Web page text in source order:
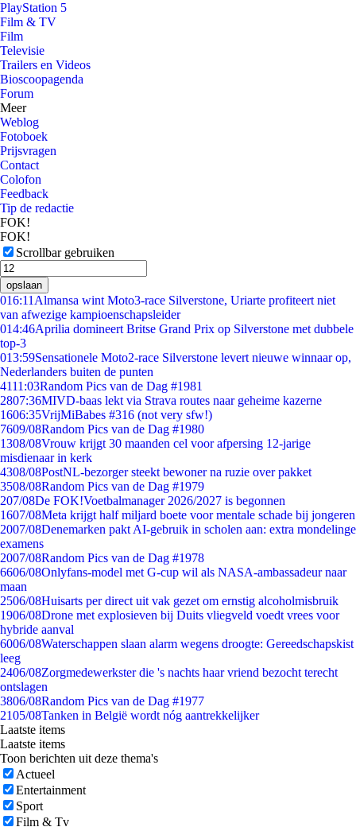
PlayStation 5
Film & TV
Film
Televisie
Trailers en Videos
Bioscoopagenda
Forum
Meer
Weblog
Fotoboek
Prijsvragen
Contact
Colofon
Feedback
Tip de redactie
FOK!
FOK!
Scrollbar gebruiken
opslaan
016:11 Almansa wint Moto3-race Silverstone, Uriarte profiteert niet
van afwezige kampioenschapsleider
014:46Aprilia domineert Britse Grand Prix op Silverstone met dubbele
top-3
013:59Sensationele Moto2-race Silverstone levert nieuwe winnaar op,
Nederlanders buiten de punten
4111:03Random Pics van de Dag #1981
2807:36MIVD-baas lekt via Strava routes naar geheime kazerne
1606:35VrijMiBabes #316 (not very sfw!)
7609/08Random Pics van de Dag #1980
1308/08Vrouw krijgt 30 maanden cel voor afpersing 12-jarige
misdienaar in kerk
4308/08PostNL-bezorger steekt bewoner na ruzie over pakket
3508/08Random Pics van de Dag #1979
207/08De FOK!Voetbalmanager 2026/2027 is begonnen
1607/08Meta krijgt half miljard boete voor mentale schade bij jongeren
2007/08Denemarken pakt AI-gebruik in scholen aan: extra mondelinge
examens
2007/08Random Pics van de Dag #1978
6606/08Onlyfans-model met G-cup wil als NASA-ambassadeur naar
maan
2506/08Huisarts per direct uit vak gezet om ernstig alcoholmisbruik
1906/08Drone met explosieven bij Duits vliegveld voedt vrees voor
hybride aanval
6006/08Waterschappen slaan alarm wegens droogte: Gereedschapskist
leeg
2406/08Zorgmedewerkster die 's nachts haar vriend bezocht terecht
ontslagen
3806/08Random Pics van de Dag #1977
2105/08Tanken in België wordt nóg aantrekkelijker
Laatste items
Laatste items
Toon berichten uit deze thema's
Actueel
Entertainment
Sport
Film & Tv